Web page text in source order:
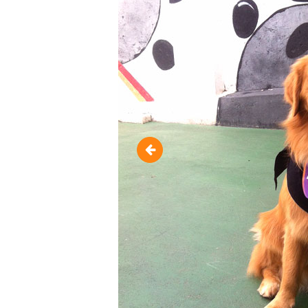
cumplices-de-um-resgate-